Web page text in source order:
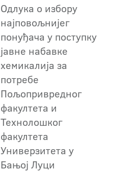
Одлука о избору
најповољнијег
понуђача у поступку
јавне набавке
хемикалија за
потребе
Пољопривредног
факултета и
Технолошког
факултета
Универзитета у
Бањој Луци